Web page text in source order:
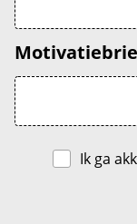
Ik ga